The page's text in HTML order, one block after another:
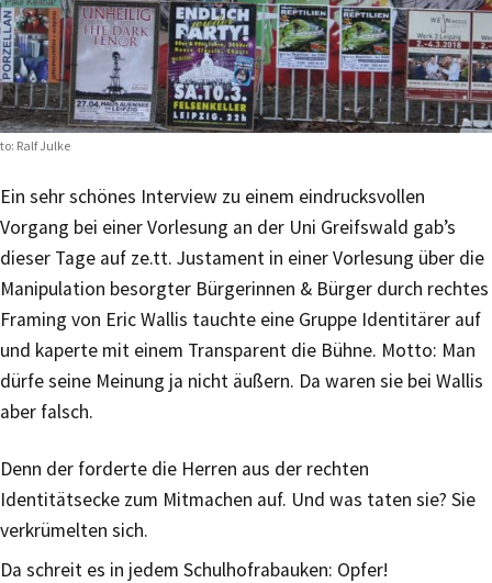
Ralf Julke
Ein sehr schönes Interview zu einem eindrucksvollen
Vorgang bei einer Vorlesung an der Uni Greifswald gab’s
dieser Tage auf ze.tt. Justament in einer Vorlesung über die
Manipulation besorgter Bürgerinnen & Bürger durch rechtes
Framing von Eric Wallis tauchte eine Gruppe Identitärer auf
und kaperte mit einem Transparent die Bühne. Motto: Man
dürfe seine Meinung ja nicht äußern. Da waren sie bei Wallis
aber falsch.
Denn der forderte die Herren aus der rechten
Identitätsecke zum Mitmachen auf. Und was taten sie? Sie
verkrümelten sich.
Da schreit es in jedem Schulhofrabauken: Opfer!